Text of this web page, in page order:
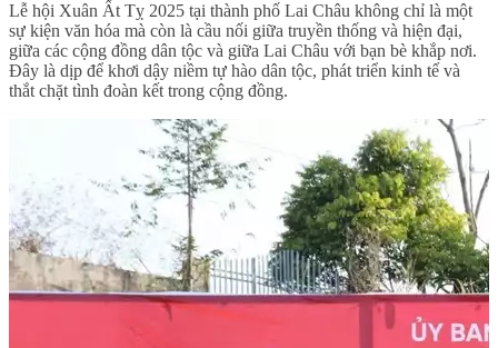
Lễ hội Xuân Ất Tỵ 2025 tại thành phố Lai Châu không chỉ là một
sự kiện văn hóa mà còn là cầu nối giữa truyền thống và hiện đại,
giữa các cộng đồng dân tộc và giữa Lai Châu với bạn bè khắp nơi.
Đây là dịp để khơi dậy niềm tự hào dân tộc, phát triển kinh tế và
thắt chặt tình đoàn kết trong cộng đồng.